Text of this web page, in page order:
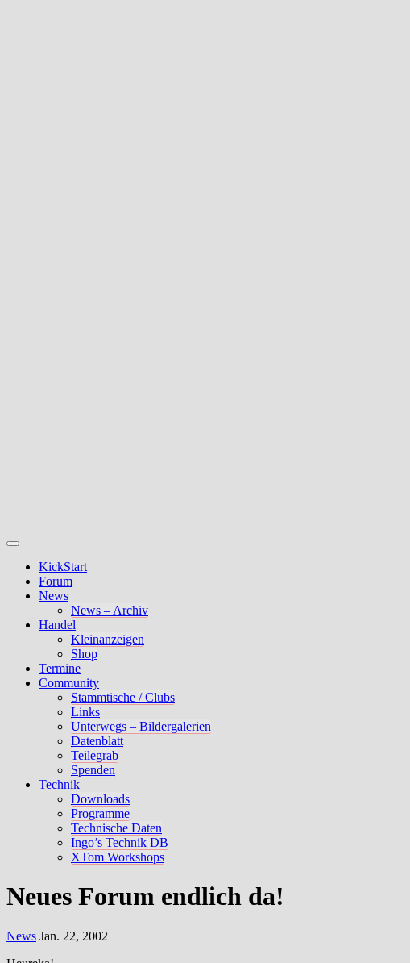
KickStart
Forum
News
News – Archiv
Handel
Kleinanzeigen
Shop
Termine
Community
Stammtische / Clubs
Links
Unterwegs – Bildergalerien
Datenblatt
Teilegrab
Spenden
Technik
Downloads
Programme
Technische Daten
Ingo’s Technik DB
XTom Workshops
Neues Forum endlich da!
News Jan. 22, 2002